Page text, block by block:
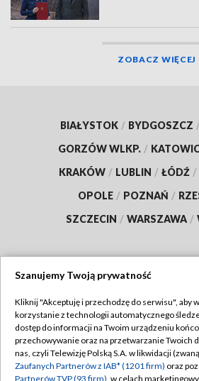
ZOBACZ WIĘCEJ
BIAŁYSTOK / BYDGOSZCZ
GORZÓW WLKP. /
KRAKÓW / LUBLIN / ŁÓDŹ /
OPOLE / POZNAŃ /
SZCZECIN / WARSZAWA /
TVP
Abonament TVP
Emisja w TVP
Regulamin
Polityka
Szanujemy Twoją prywatność
Kliknij "Akceptuję i przechodzę do serwisu", aby
korzystanie z technologii automatycznego
dostęp do informacji na Twoim urządzeniu
przechowywanie oraz na przetwarzanie Twoich
nas, czyli Telewizję Polską S.A. w likwidacji
Zaufanych Partnerów z IAB* (1201 firm) oraz
Partnerów TVP (93 firm) , w celach